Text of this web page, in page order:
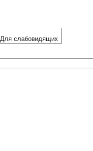
Для слабовидящих